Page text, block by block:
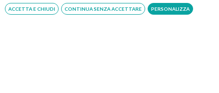
ACCETTA E CHIUDI CONTINUA SENZA ACCETTARE PERSONALIZZA
videocapsula endoscopica e la preparazione alla
colonscopia tramite colon wash.